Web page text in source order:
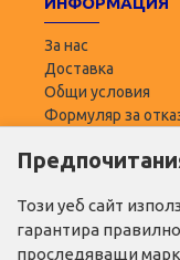
За нас
Доставка
Общи условия
Формуляр за
ПОТРЕБИТЕЛ
Моят профил
Този уеб сайт
гарантира
проследяващи